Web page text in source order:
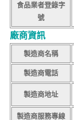
食品業者登錄字
號
廠商資訊
製造商名稱
製造商電話
製造商地址
製造商服務專線